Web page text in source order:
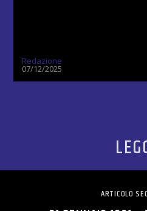
Redazione
07/12/2025
ARTICOLO